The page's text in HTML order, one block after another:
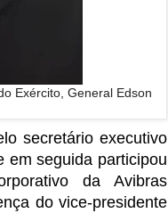
Exército, General Edson
secretário executivo
em seguida participou
da Avibras
do vice-presidente